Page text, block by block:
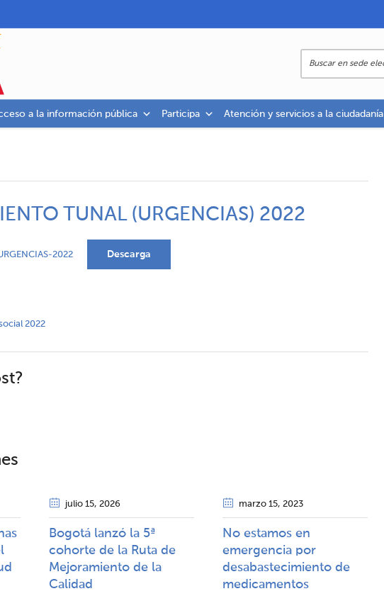
a la información pública Participa Atención y servicios a la ciudadanía
TUNAL (URGENCIAS) 2022
2022 Descarga
2022
julio 15, 2026
Bogotá lanzó la 5ª
cohorte de la Ruta de
Mejoramiento de la
Calidad​​
marzo 15, 2023
No estamos en
emergencia por
desabastecimiento de
medicamentos